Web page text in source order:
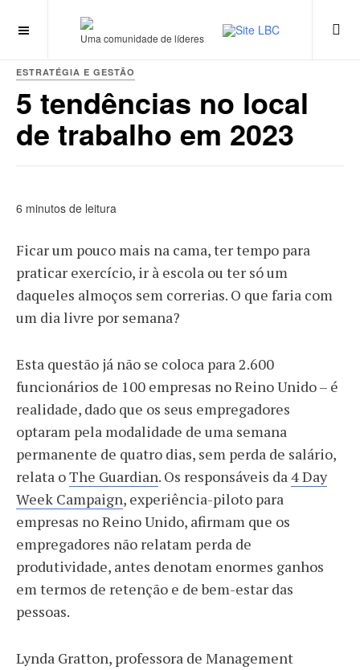
Uma comunidade de líderes
ESTRATÉGIA E GESTÃO
5 tendências no local
de trabalho em 2023
6 minutos de leitura
Ficar um pouco mais na cama, ter tempo para
praticar exercício, ir à escola ou ter só um
daqueles almoços sem correrias. O que faria com
um dia livre por semana?
Esta questão já não se coloca para 2.600
funcionários de 100 empresas no Reino Unido – é
realidade, dado que os seus empregadores
optaram pela modalidade de uma semana
permanente de quatro dias, sem perda de salário,
relata oThe Guardian. Os responsáveis da4 Day
Week Campaign, experiência-piloto para
empresas no Reino Unido, afirmam que os
empregadores não relatam perda de
produtividade, antes denotam enormes ganhos
em termos de retenção e de bem-estar das
pessoas.
Lynda Gratton, professora de Management